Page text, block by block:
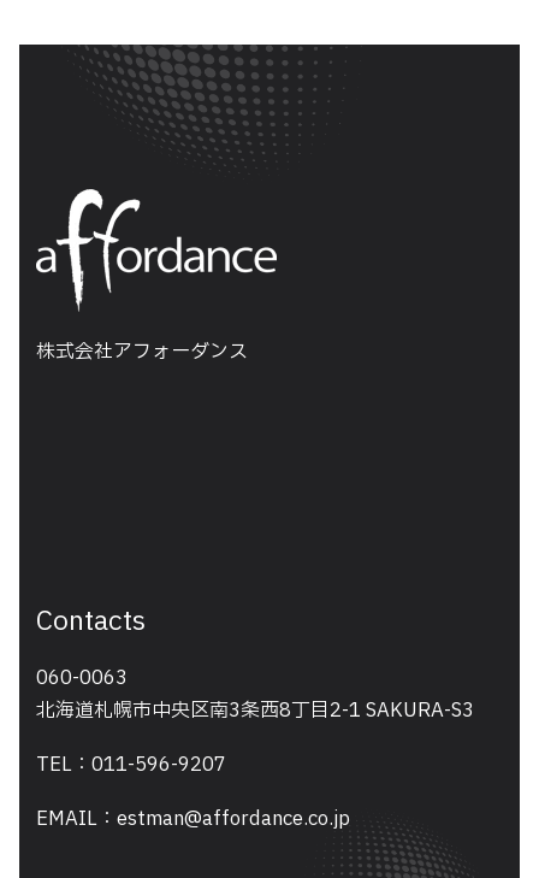
株式会社アフォーダンス
Contacts
060-0063
北海道札幌市中央区南3条西8丁目2-1 SAKURA-S3
TEL：011-596-9207
EMAIL：estman@affordance.co.jp